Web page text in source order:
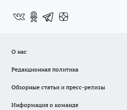
О нас
Редакционная политика
Обзорные статьи и пресс-релизы
Информация о команде